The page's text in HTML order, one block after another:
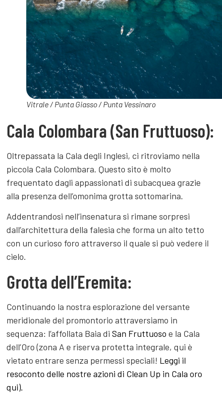
Vitrale / Punta Giasso / Punta Vessinaro
Cala Colombara (San Fruttuoso):
Oltrepassata la Cala degli Inglesi, ci ritroviamo nella
piccola Cala Colombara. Questo sito è molto
frequentato dagli appassionati di subacquea grazie
alla presenza dell’omonima grotta sottomarina.
Addentrandosi nell’insenatura si rimane sorpresi
dall’architettura della falesia che forma un alto tetto
con un curioso foro attraverso il quale si può vedere il
cielo.
Grotta dell’Eremita:
Continuando la nostra esplorazione del versante
meridionale del promontorio attraversiamo in
sequenza: l’affollata Baia diSan Fruttuoso e la Cala
dell’Oro (zona A e riserva protetta integrale, qui è
vietato entrare senza permessi speciali! Leggi il
resoconto delle nostre azioni di Clean Up in Cala oro
qui).